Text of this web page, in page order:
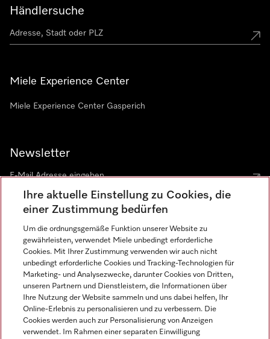
Händlersuche
Miele Experience Center
Miele Experience Center Gasperich
Newsletter
Sprache
DEUTSCH
Ihre aktuelle Einstellung zu Cookies, die
einer Zustimmung bedürfen
Um die ordnungsgemäße Funktion unserer Website zu
gewährleisten, verwendet Miele unbedingt erforderliche
Cookies. Mit Ihrer Zustimmung verwenden wir auch nicht
unbedingt erforderliche Cookies und Tracking-Technologien für
Marketing- und Analysezwecke, darunter Cookies von Dritten,
unseren Partnern und Dienstleistern, die Informationen über
Ihre Nutzung der Website sammeln und uns dabei helfen, Ihr
Online-Erlebnis zu personalisieren und zu verbessern. Die
Cookies werden auch zur Personalisierung von Anzeigen
verwendet. Im Rahmen einer separaten Einwilligung